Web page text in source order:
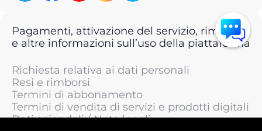
Pagamenti, attivazione del servizio, rimborsi
e altre informazioni sull’uso della piattaforma
Richiesta relativa ai dati personali
Resi e rimborsi
Termini di abbonamento
Termini di vendita di servizi e prodotti digitali
Dati aziendali / Note legali